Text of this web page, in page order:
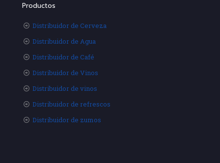
Productos
Distribuidor de Cerveza
Distribuidor de Agua
Distribuidor de Café
Distribuidor de Vinos
Distribuidor de vinos
Distribuidor de refrescos
Distribuidor de zumos